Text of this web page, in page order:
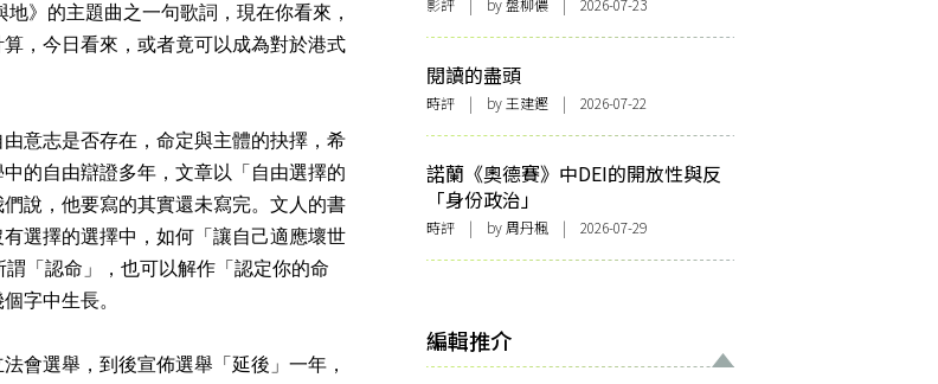
》的主題曲之一句歌詞，現在你看來，
，今日看來，或者竟可以成為對於港式
意志是否存在，命定與主體的抉擇，希
的自由辯證多年，文章以「自由選擇的
說，他要寫的其實還未寫完。文人的書
選擇的選擇中，如何「讓自己適應壞世
「認命」，也可以解作「認定你的命
字中生長。
會選舉，到後宣佈選舉「延後」一年，
影評 | by 盤柳儂 | 2026-07-23
閱讀的盡頭
時評 | by 王建鏗 | 2026-07-22
諾蘭《奧德賽》中DEI的開放性與反
「身份政治」
時評 | by 周丹楓 | 2026-07-29
編輯推介